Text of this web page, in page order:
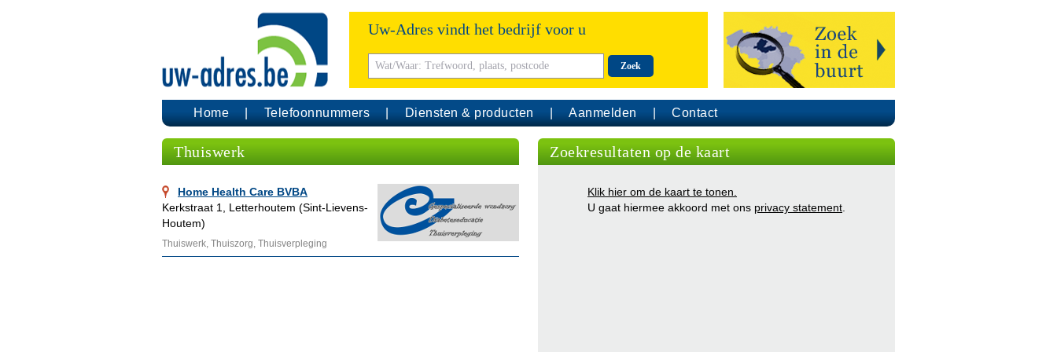
Uw-Adres vindt het bedrijf voor u
Zoek
Home Telefoonnummers Diensten & producten Aanmelden Contact
Thuiswerk
Home Health Care BVBA
Kerkstraat 1, Letterhoutem (Sint-Lievens-
Houtem)
Thuiswerk, Thuiszorg, Thuisverpleging
Zoekresultaten op de kaart
Klik hier om de kaart te tonen.
U gaat hiermee akkoord met ons privacy statement